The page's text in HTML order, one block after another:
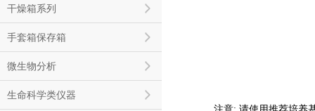
干燥箱系列
手套箱保存箱
微生物分析
生命科学类仪器